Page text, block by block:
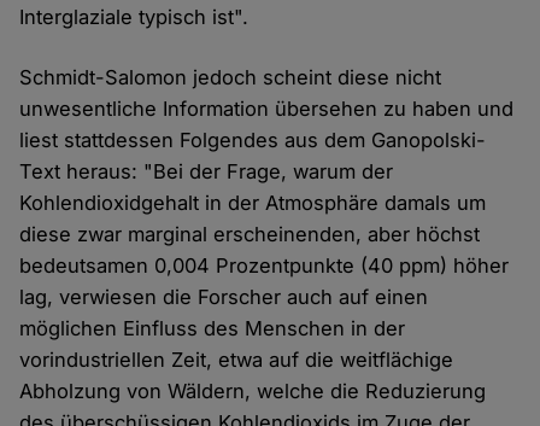
Interglaziale typisch ist".
Schmidt-Salomon jedoch scheint diese nicht
unwesentliche Information übersehen zu haben und
liest stattdessen Folgendes aus dem Ganopolski-
Text heraus: "Bei der Frage, warum der
Kohlendioxidgehalt in der Atmosphäre damals um
diese zwar marginal erscheinenden, aber höchst
bedeutsamen 0,004 Prozentpunkte (40 ppm) höher
lag, verwiesen die Forscher auch auf einen
möglichen Einfluss des Menschen in der
vorindustriellen Zeit, etwa auf die weitflächige
Abholzung von Wäldern, welche die Reduzierung